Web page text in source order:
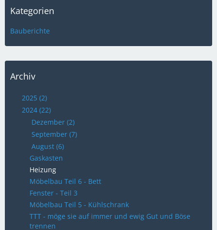
Kategorien
Bauberichte
Archiv
2025 (2)
2024 (22)
Dezember (2)
September (7)
August (6)
Gaskasten
Heizung
Möbelbau Teil 6 - Bett
Fenster - Teil 3
Möbelbau Teil 5 - Kühlschrank
TTT - möge sie auf immer und ewig Gut und Böse
trennen